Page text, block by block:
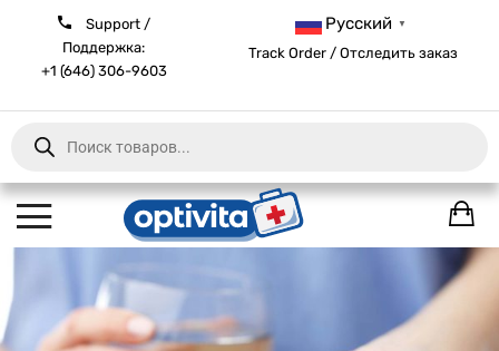
Support /
Поддержка:
+1 (646) 306-9603
Русский ▼
Track Order / Отследить заказ
Products
search